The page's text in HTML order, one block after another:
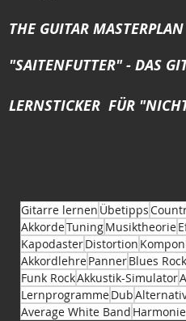
THE GUITAR MASTERPLAN
"SAITENFUTTER" - DAS
LERNSTICKER FÜR
Gitarre lernen Übetipps
AkkordeTuningMusiktheorie
KapodasterDistortion
AkkordlehrePannerBlues Rock
Funk RockAkkustik-Simulator
LernprogrammeDub
Average White Band